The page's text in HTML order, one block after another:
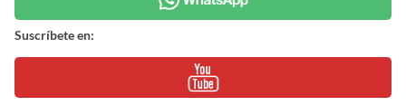
Suscríbete en: